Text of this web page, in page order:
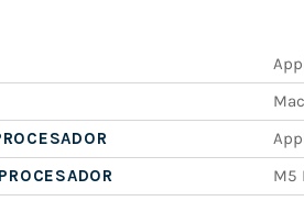
M5